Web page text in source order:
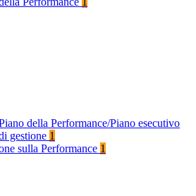
della Performance/Piano esecutivo
gestione 1
sulla Performance 1